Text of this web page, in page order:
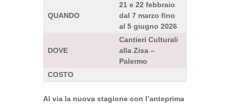
QUANDO
21 e 22 febbraio
dal 7 marzo fino
al 5 giugno 2026
DOVE
Cantieri Culturali
alla Zisa –
Palermo
COSTO
Al via la nuova stagione con l’anteprima